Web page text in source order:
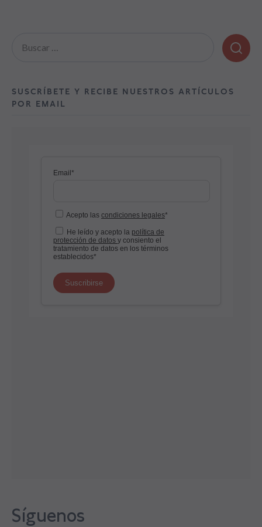
SUSCRÍBETE Y RECIBE NUESTROS ARTÍCULOS
POR EMAIL
Síguenos